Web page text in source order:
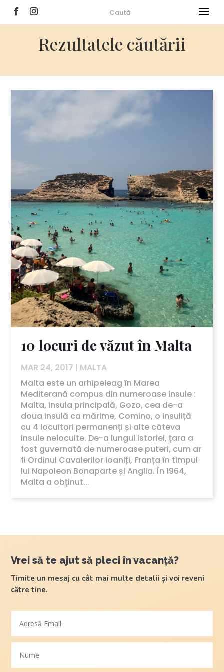
Rezultatele căutării
10 locuri de văzut în Malta
MAR 24, 2017 | MALTA
Malta este un arhipeleag în Marea
Mediterană compus din numeroase insule :
Malta, insula principală, Gozo, cea de-a
doua insulă ca mărime, Comino, o insuliță
cu 4 locuitori permanenți și alte câteva
insule nelocuite. De-a lungul istoriei, țara a
fost guvernată de numeroase puteri, cum ar
fi Ordinul Cavalerilor Ioaniți, Franța în timpul
lui Napoleon Bonaparte și Anglia. În 1964,
Malta a obținut...
Vrei să te ajut să pleci în vacanță?
Timite un mesaj cu cât mai multe detalii și voi reveni
către tine.